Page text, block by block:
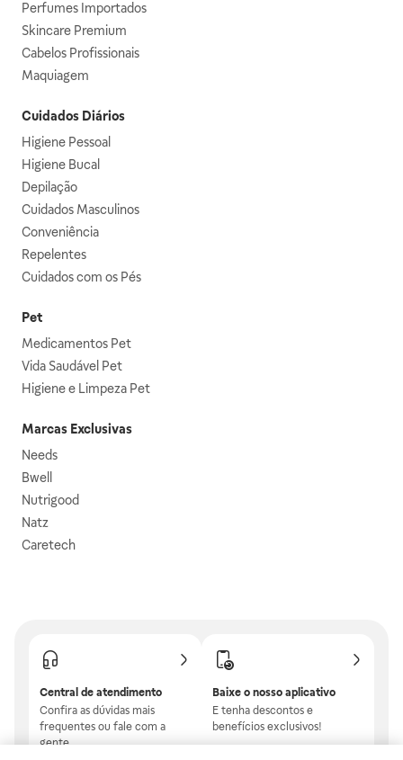
Perfumes Importados
Skincare Premium
Cabelos Profissionais
Maquiagem
Cuidados Diários
Higiene Pessoal
Higiene Bucal
Depilação
Cuidados Masculinos
Conveniência
Repelentes
Cuidados com os Pés
Pet
Medicamentos Pet
Vida Saudável Pet
Higiene e Limpeza Pet
Marcas Exclusivas
Needs
Bwell
Nutrigood
Natz
Caretech
Central de atendimento
Confira as dúvidas mais
frequentes ou fale com a
gente.
Baixe o nosso aplicativo
E tenha descontos e
benefícios exclusivos!